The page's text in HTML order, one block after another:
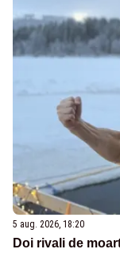
5 aug. 2026, 18:20
Doi rivali de